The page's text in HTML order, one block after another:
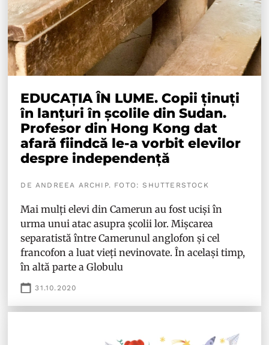
EDUCAȚIA ÎN LUME. Copii ținuți
în lanțuri în școlile din Sudan.
Profesor din Hong Kong dat
afară fiindcă le-a vorbit elevilor
despre independență
DE ANDREEA ARCHIP. FOTO: SHUTTERSTOCK
Mai mulți elevi din Camerun au fost uciși în
urma unui atac asupra școlii lor. Mișcarea
separatistă între Camerunul anglofon și cel
francofon a luat vieți nevinovate. În același timp,
în altă parte a Globulu
31.10.2020